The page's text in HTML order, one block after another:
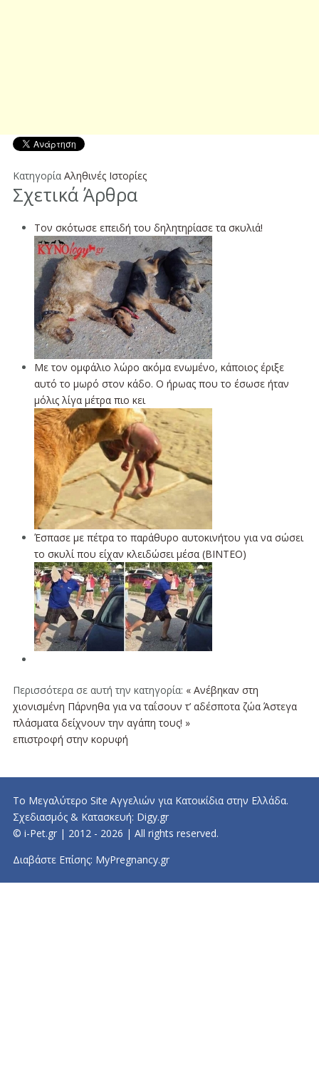
Κατηγορία Αληθινές Ιστορίες
Σχετικά Άρθρα
Τον σκότωσε επειδή του δηλητηρίασε τα σκυλιά!
Με τον ομφάλιο λώρο ακόμα ενωμένο, κάποιος έριξε
αυτό το μωρό στον κάδο. Ο ήρωας που το έσωσε ήταν
μόλις λίγα μέτρα πιο κει
Έσπασε με πέτρα το παράθυρο αυτοκινήτου για να σώσει
το σκυλί που είχαν κλειδώσει μέσα (ΒΙΝΤΕΟ)
Περισσότερα σε αυτή την κατηγορία: « Ανέβηκαν στη
χιονισμένη Πάρνηθα για να ταΐσουν τ’ αδέσποτα ζώα Άστεγα
πλάσματα δείχνουν την αγάπη τους! »
επιστροφή στην κορυφή
Το Μεγαλύτερο Site Αγγελιών για Κατοικίδια στην Ελλάδα.
Σχεδιασμός & Κατασκευή: Digy.gr
© i-Pet.gr | 2012 - 2026 | All rights reserved.
Διαβάστε Επίσης: MyPregnancy.gr